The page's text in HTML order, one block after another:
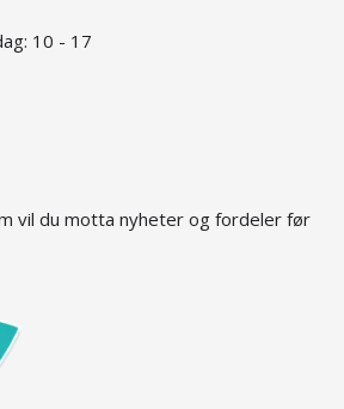
10 - 17
vil du motta nyheter og fordeler før